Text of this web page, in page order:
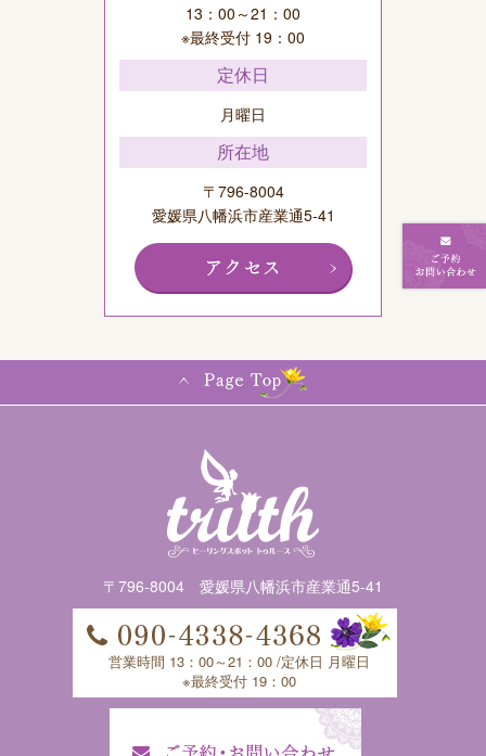
13：00～21：00
※最終受付 19：00
定休日
月曜日
所在地
〒796-8004
愛媛県八幡浜市産業通5-41
〒796-8004 愛媛県八幡浜市産業通5-41
営業時間 13：00～21：00 /定休日 月曜日
※最終受付 19：00